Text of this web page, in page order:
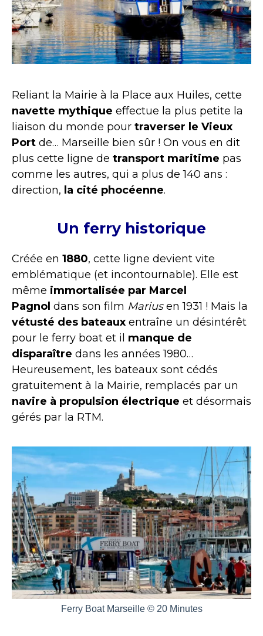
Reliant la Mairie à la Place aux Huiles, cette
navette mythique effectue la plus petite la
liaison du monde pour traverser le Vieux
Port de… Marseille bien sûr ! On vous en dit
plus cette ligne de transport maritime pas
comme les autres, qui a plus de 140 ans :
direction, la cité phocéenne.
Un ferry historique
Créée en 1880, cette ligne devient vite
emblématique (et incontournable). Elle est
même immortalisée par Marcel
Pagnol dans son film Mariusen 1931 ! Mais la
vétusté des bateaux entraîne un désintérêt
pour le ferry boat et il manque de
disparaître dans les années 1980…
Heureusement, les bateaux sont cédés
gratuitement à la Mairie, remplacés par un
navire à propulsion électrique et désormais
gérés par la RTM.
Ferry Boat Marseille © 20 Minutes